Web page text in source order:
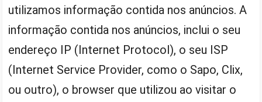
utilizamos informação contida nos anúncios. A
informação contida nos anúncios, inclui o seu
endereço IP (Internet Protocol), o seu ISP
(Internet Service Provider, como o Sapo, Clix,
ou outro), o browser que utilizou ao visitar o